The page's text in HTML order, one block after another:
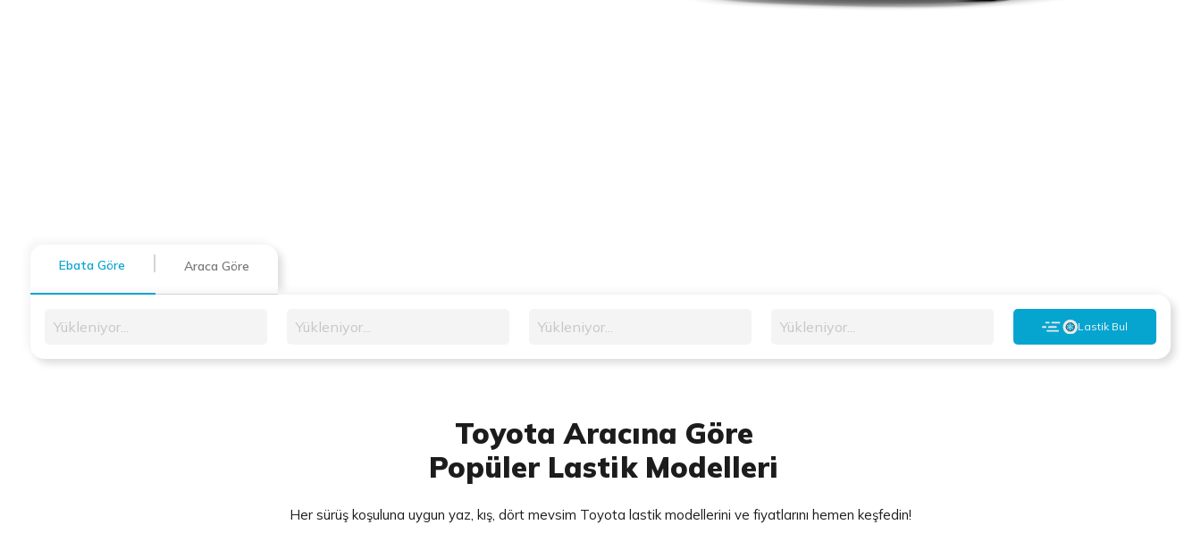
Ebata Göre Araca Göre
Yükleniyor... Yükleniyor... Yükleniyor... Yükleniyor... Lastik Bul
Toyota Aracına Göre
Popüler Lastik Modelleri
Her sürüş koşuluna uygun yaz, kış, dört mevsim Toyota lastik modellerini ve fiyatlarını hemen keşfedin!